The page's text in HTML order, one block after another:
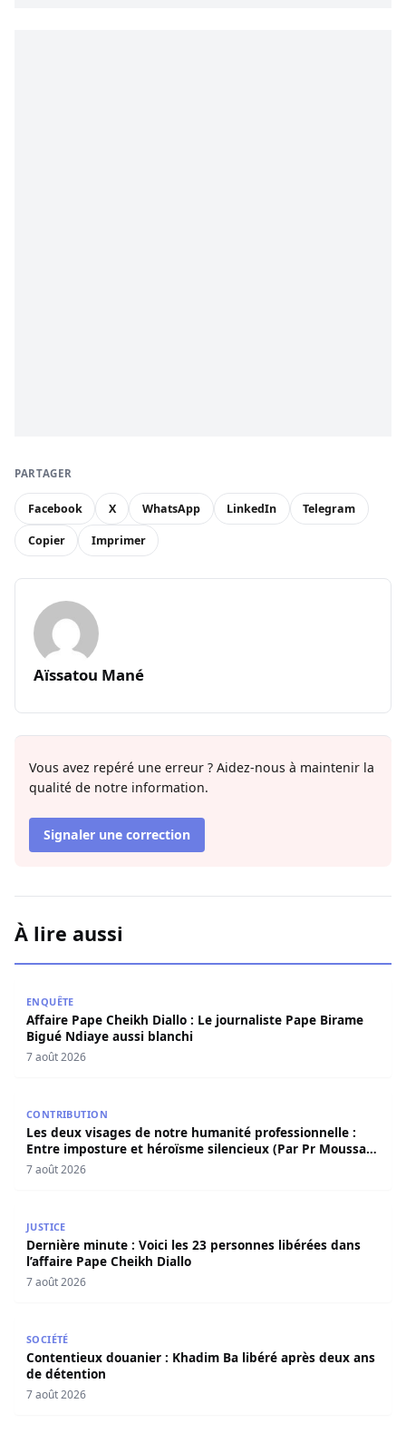
PARTAGER
Facebook X WhatsApp LinkedIn Telegram
Copier Imprimer
Aïssatou Mané
Vous avez repéré une erreur ? Aidez-nous à maintenir la
qualité de notre information.
Signaler une correction
À lire aussi
ENQUÊTE
Affaire Pape Cheikh Diallo : Le journaliste Pape Birame
Bigué Ndiaye aussi blanchi
7 août 2026
CONTRIBUTION
Les deux visages de notre humanité professionnelle :
Entre imposture et héroïsme silencieux (Par Pr Moussa
Seydi)
7 août 2026
JUSTICE
Dernière minute : Voici les 23 personnes libérées dans
l’affaire Pape Cheikh Diallo
7 août 2026
SOCIÉTÉ
Contentieux douanier : Khadim Ba libéré après deux ans
de détention
7 août 2026